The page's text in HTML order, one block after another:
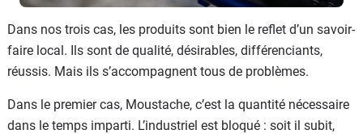
Dans nos trois cas, les produits sont bien le reflet d’un savoir-
faire local. Ils sont de qualité, désirables, différenciants,
réussis. Mais ils s’accompagnent tous de problèmes.
Dans le premier cas, Moustache, c’est la quantité nécessaire
dans le temps imparti. L’industriel est bloqué : soit il subit,